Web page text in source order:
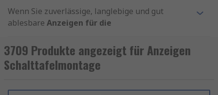
Wenn Sie zuverlässige, langlebige und gut
ablesbare Anzeigen für die
Frontanzeigen, Signalgeräte und
Visualisierungsmodule unverzichtbare
Komponenten. Sie ermöglichen eine sichere
Statusrückmeldung in Schaltschränken,
3709 Produkte angezeigt für Anzeigen
Schalttafelmontage